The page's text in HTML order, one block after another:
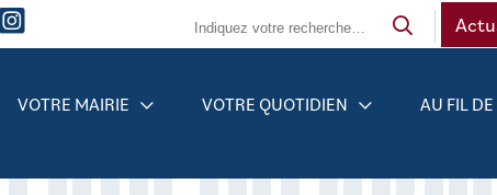
VOTRE MAIRIE VOTRE QUOTIDIEN AU FIL